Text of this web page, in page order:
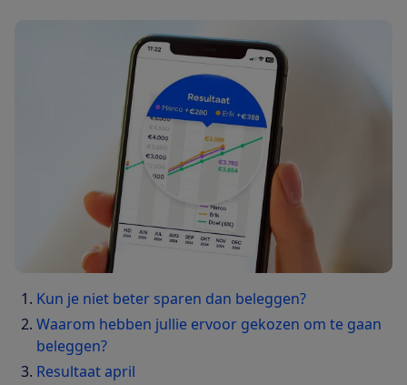
Kun je niet beter sparen dan beleggen?
Waarom hebben jullie ervoor gekozen om te gaan
beleggen?
Resultaat april